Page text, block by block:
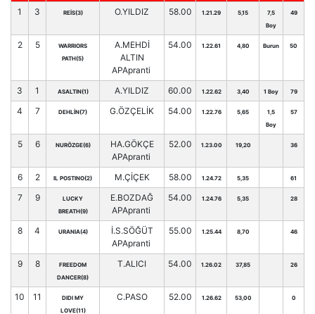
1
3 REİS(3) O.YILDIZ 58.00 1.21.29 5,15
7,5
Boy
49
2 5
WARRIORS
PATH(5)
A.MEHDİ
ALTIN
APApranti
54.00 1.22.61 4,80 Burun 50
3 1 ASALTIN(1) A.YILDIZ 60.00 1.22.62 3,40 1 Boy 79
4 7 DEHLİN(7) G.ÖZÇELİK 54.00 1.22.76 5,65
1,5
Boy
57
5 6 NURÖZGE(6)
HA.GÖKÇE
APApranti
52.00 1.23.00 19,20 36
6 2 IL POSTINO(2) M.ÇİÇEK 58.00 1.24.72 5,35 61
7 9
LUCKY
BREATH(9)
E.BOZDAĞ
APApranti
54.00 1.24.76 5,35 28
8 4 URANIA(4)
İ.S.SÖĞÜT
APApranti
55.00 1.25.44 8,70 46
9 8
FREEDOM
DANCER(8)
T.ALICI 54.00 1.26.02 37,85 26
10 11
DIDI MY
LOVE(11)
C.PASO 52.00 1.26.62 53,00 0